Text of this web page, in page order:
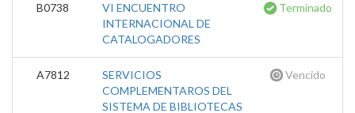
B0738
VI ENCUENTRO
INTERNACIONAL DE
CATALOGADORES
Terminado
A7812
SERVICIOS
COMPLEMENTAROS DEL
SISTEMA DE BIBLIOTECAS
Vencido